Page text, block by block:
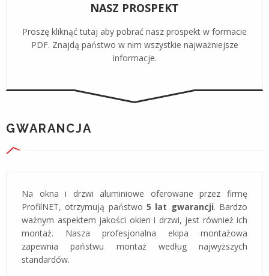
NASZ PROSPEKT
Proszę kliknąć tutaj aby pobrać nasz prospekt w formacie
PDF. Znajdą państwo w nim wszystkie najważniejsze
informacje.
GWARANCJA
Na okna i drzwi aluminiowe oferowane przez firmę
ProfilNET, otrzymują państwo 5 lat gwarancji. Bardzo
ważnym aspektem jakości okien i drzwi, jest również ich
montaż. Nasza profesjonalna ekipa montażowa
zapewnia państwu montaż według najwyższych
standardów.